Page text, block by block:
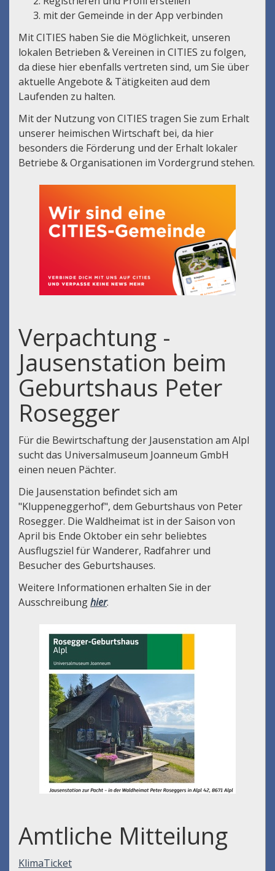
mit der Gemeinde in der App verbinden
Mit CITIES haben Sie die Möglichkeit, unseren
lokalen Betrieben & Vereinen in CITIES zu folgen,
da diese hier ebenfalls vertreten sind, um Sie über
aktuelle Angebote & Tätigkeiten aud dem
Laufenden zu halten.
Mit der Nutzung von CITIES tragen Sie zum Erhalt
unserer heimischen Wirtschaft bei, da hier
besonders die Förderung und der Erhalt lokaler
Betriebe & Organisationen im Vordergrund stehen.
Verpachtung -
Jausenstation beim
Geburtshaus Peter
Rosegger
Für die Bewirtschaftung der Jausenstation am Alpl
sucht das Universalmuseum Joanneum GmbH
einen neuen Pächter.
Die Jausenstation befindet sich am
"Kluppeneggerhof", dem Geburtshaus von Peter
Rosegger. Die Waldheimat ist in der Saison von
April bis Ende Oktober ein sehr beliebtes
Ausflugsziel für Wanderer, Radfahrer und
Besucher des Geburtshauses.
Weitere Informationen erhalten Sie in der
Ausschreibunghier.
Amtliche Mitteilung
KlimaTicket